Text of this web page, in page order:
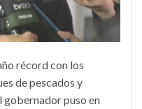
récord con los
de pescados y
gobernador puso en